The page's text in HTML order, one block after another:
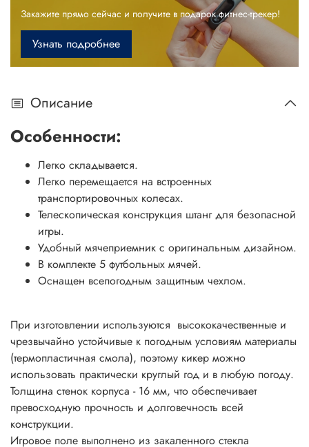
Закажите прямо сейчас и получите в подарок фитнес-трекер!
Узнать подробнее
Описание
Особенности:
Легко складывается.
Легко перемещается на встроенных
транспортировочных колесах.
Телескопическая конструкция штанг для безопасной
игры.
Удобный мячеприемник с оригинальным дизайном.
В комплекте 5 футбольных мячей.
Оснащен всепогодным защитным чехлом.
При изготовлении используются высококачественные и
чрезвычайно устойчивые к погодным условиям материалы
(термопластичная смола), поэтому кикер можно
использовать практически круглый год и в любую погоду.
Толщина стенок корпуса - 16 мм, что обеспечивает
превосходную прочность и долговечность всей
конструкции.
Игровое поле выполнено из закаленного стекла